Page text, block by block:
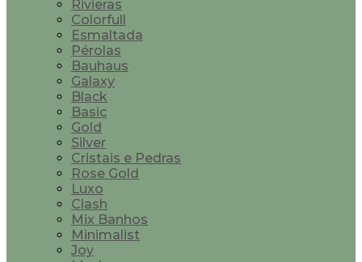
Rivieras
Colorfull
Esmaltada
Pérolas
Bauhaus
Galaxy
Black
Basic
Gold
Silver
Cristais e Pedras
Rose Gold
Luxo
Clash
Mix Banhos
Minimalist
Joy